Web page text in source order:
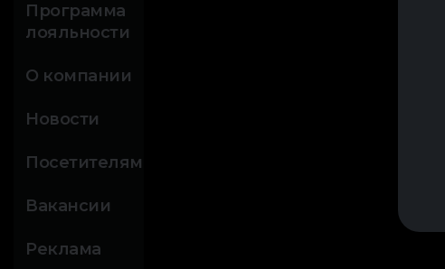
Программа
лояльности
О компании
Новости
Посетителям
Вакансии
Реклама